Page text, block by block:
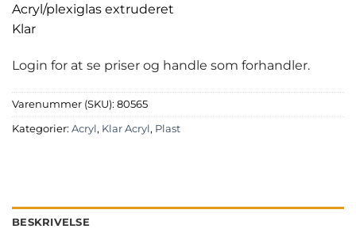
Acryl/plexiglas extruderet
Klar
Login for at se priser og handle som forhandler.
Varenummer (SKU): 80565
Kategorier: Acryl, Klar Acryl, Plast
BESKRIVELSE